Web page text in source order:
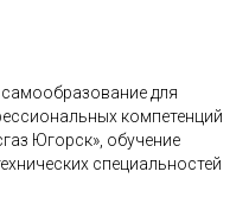
для
компетенций
Югорск», обучение
специальностей